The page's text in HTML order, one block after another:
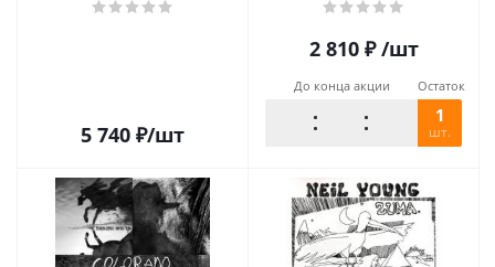
5 740 ₽/шт
2 810₽ /шт
До конца акции Остаток
1
шт.